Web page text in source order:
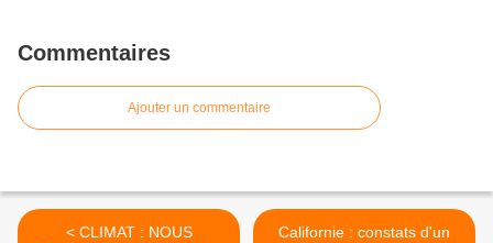
Commentaires
Ajouter un commentaire
< CLIMAT : NOUS
Californie : constats d'un